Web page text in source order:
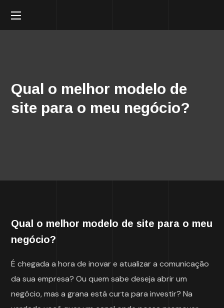
Qual o melhor modelo de
site para o meu negócio?
Qual o melhor modelo de site para o meu
negócio?
É chegada a hora de inovar e atualizar a comunicação
da sua empresa? Ou quem sabe deseja abrir um
negócio, mas a grana está curta para investir? Na